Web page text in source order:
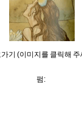
기 (이미지를 클릭해
펌: